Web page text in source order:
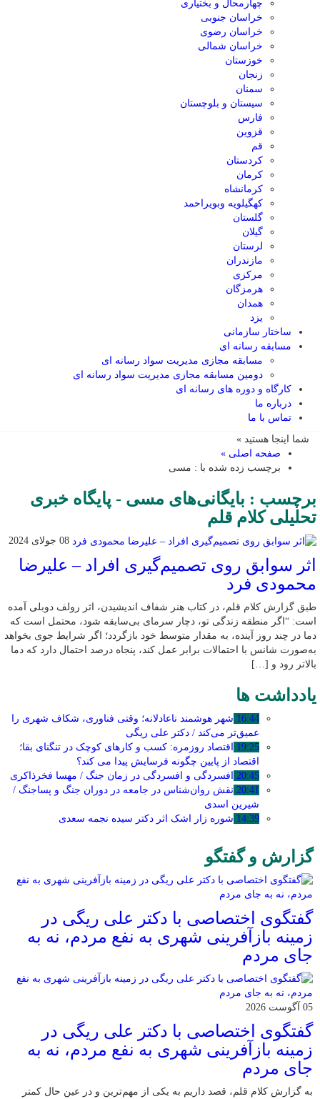
چهارمحال و بختیاری
خراسان جنوبی
خراسان رضوی
خراسان شمالی
خوزستان
زنجان
سمنان
سیستان و بلوچستان
فارس
قزوین
قم
کردستان
کرمان
کرمانشاه
کهگیلویه وبویراحمد
گلستان
گیلان
لرستان
مازندران
مرکزی
هرمزگان
همدان
یزد
ساختار سازمانی
مسابقه رسانه ای
مسابقه مجازی مدیریت سواد رسانه ای
دومین مسابقه مجازی مدیریت سواد رسانه ای
کارگاه و دوره های رسانه ای
درباره ما
تماس با ما
شما اینجا هستید »
صفحه اصلی »
برچسب زده شده با : مسی
برچسب : بایگانی‌های مسی - پایگاه خبری
تحلیلی کلام قلم
08 جولای 2024
اثر سوابق روی تصمیم‌گیری افراد – علیرضا
محمودی فرد
طبق گزارش کلام قلم، در کتاب هنر شفاف اندیشیدن، اثر رولف دوبلی آمده
است: “اگر منطقه زندگی تو، دچار سرمای بی‌سابقه شود، محتمل است که
دما در چند روز آینده، به مقدار متوسط خود بازگردد؛ اگر شرایط جوی بخواهد
به‌صورت شانس با احتمالات برابر عمل کند، پنجاه درصد احتمال دارد که دما
بالاتر رود و […]
یادداشت ها
16:44 شهر هوشمند ناعادلانه؛ وقتی فناوری، شکاف شهری را
عمیق‌تر می‌کند / دکتر علی ریگی
19:25 اقتصاد روزمره: کسب‌ و کارهای کوچک در تنگنای بقا؛
اقتصاد از پایین چگونه فرسایش پیدا می کند؟
20:45 افسردگی و افسردگی در زمان جنگ / مهسا فخرذاکری
20:41 نقش روان‌شناس در جامعه در دوران جنگ و پساجنگ /
شیرین اسدی
14:39 شوره زار اشک اثر دکتر سیده نجمه سعدی
گزارش و گفتگو
گفتگوی اختصاصی با دکتر علی ریگی در
زمینه بازآفرینی شهری به نفع مردم، نه به
جای مردم
05 آگوست 2026
گفتگوی اختصاصی با دکتر علی ریگی در
زمینه بازآفرینی شهری به نفع مردم، نه به
جای مردم
به گزارش کلام قلم، قصد داریم به یکی از مهم‌ترین و در عین حال کمتر